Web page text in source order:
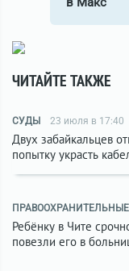
ЧИТАЙТЕ ТАКЖЕ
СУДЫ 23 июля в 17:40
Двух забайкальцев
попытку украсть
Ребёнку в Чите
повезли его в